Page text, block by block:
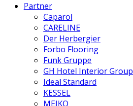
Partner
Caparol
CARELINE
Der Herbergier
Forbo Flooring
Funk Gruppe
GH Hotel Interior Group
Ideal Standard
KESSEL
MEIKO